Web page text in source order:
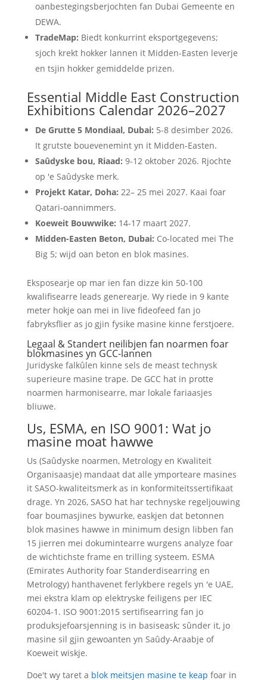
oanbestegingsberjochten fan Dubai Gemeente en
DEWA.
TradeMap: Biedt konkurrint eksportgegevens;
sjoch krekt hokker lannen it Midden-Easten leverje
en tsjin hokker gemiddelde prizen.
Essential Middle East Construction
Exhibitions Calendar 2026–2027
De Grutte 5 Mondiaal, Dubai: 5-8 desimber 2026.
It grutste bouevenemint yn it Midden-Easten.
Saûdyske bou, Riaad: 9-12 oktober 2026. Rjochte
op 'e Saûdyske merk.
Projekt Katar, Doha: 22– 25 mei 2027. Kaai foar
Qatari-oannimmers.
Koeweit Bouwwike: 14-17 maart 2027.
Midden-Easten Beton, Dubai: Co-located mei The
Big 5; wijd oan beton en blok masines.
Eksposearje op mar ien fan dizze kin 50-100
kwalifisearre leads generearje. Wy riede in 9 kante
meter hokje oan mei in live fideofeed fan jo
fabryksflier as jo gjin fysike masine kinne ferstjoere.
Legaal & Standert neilibjen fan noarmen foar
blokmasines yn GCC-lannen
Juridyske falkûlen kinne sels de meast technysk
superieure masine trape. De GCC hat in protte
noarmen harmonisearre, mar lokale fariaasjes
bliuwe.
Us, ESMA, en ISO 9001: Wat jo
masine moat hawwe
Us (Saûdyske noarmen, Metrology en Kwaliteit
Organisaasje) mandaat dat alle ymporteare masines
it SASO-kwaliteitsmerk as in konformiteitssertifikaat
drage. Yn 2026, SASO hat har technyske regeljouwing
foar boumasjines bywurke, easkjen dat betonnen
blok masines hawwe in minimum design libben fan
15 jierren mei dokumintearre wurgens analyze foar
de wichtichste frame en trilling systeem. ESMA
(Emirates Authority foar Standerdisearring en
Metrology) hanthavenet ferlykbere regels yn 'e UAE,
mei ekstra klam op elektryske feiligens per IEC
60204-1. ISO 9001:2015 sertifisearring fan jo
produksjefoarsjenning is in basiseask; sûnder it, jo
masine sil gjin gewoanten yn Saûdy-Araabje of
Koeweit wiskje.
Doe't wy taret a blok meitsjen masine te keap foar in